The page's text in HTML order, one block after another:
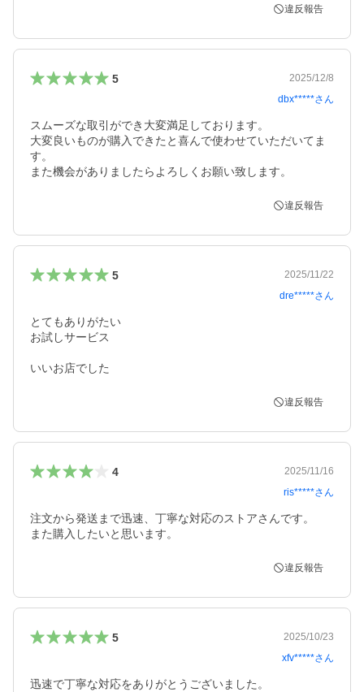
違反報告
5
2025/12/8
dbx*****さん
スムーズな取引ができ大変満足しております。
大変良いものが購入できたと喜んで使わせていただいてま
す。
また機会がありましたらよろしくお願い致します。
違反報告
5
2025/11/22
dre*****さん
とてもありがたい
お試しサービス
いいお店でした
違反報告
4
2025/11/16
ris*****さん
注文から発送まで迅速、丁寧な対応のストアさんです。
また購入したいと思います。
違反報告
5
2025/10/23
xfv*****さん
迅速で丁寧な対応をありがとうございました。